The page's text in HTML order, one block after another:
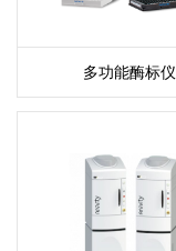
多功能酶标仪